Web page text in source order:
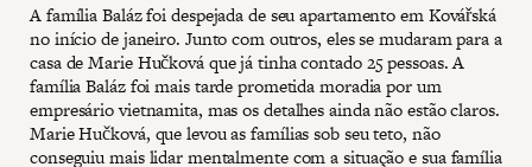
A família Baláz foi despejada de seu apartamento em Kovářská
no início de janeiro. Junto com outros, eles se mudaram para a
casa de Marie Hučková que já tinha contado 25 pessoas. A
família Baláz foi mais tarde prometida moradia por um
empresário vietnamita, mas os detalhes ainda não estão claros.
Marie Hučková, que levou as famílias sob seu teto, não
conseguiu mais lidar mentalmente com a situação e sua família